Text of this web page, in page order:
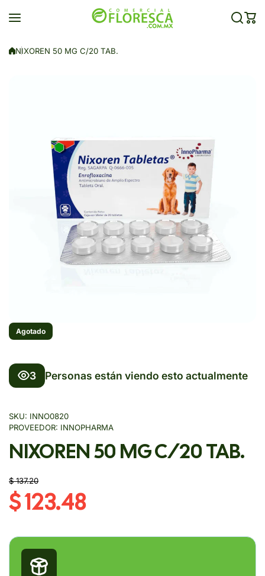
NIXOREN 50 MG C/20 TAB.
Agotado
3 Personas están viendo esto actualmente
SKU: INNO0820
PROVEEDOR: INNOPHARMA
NIXOREN 50 MG C/20 TAB.
$ 137.20
$ 123.48